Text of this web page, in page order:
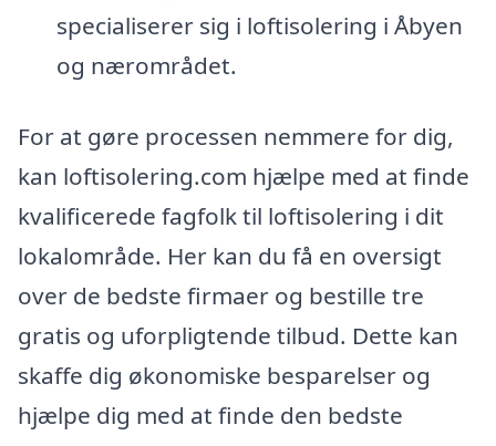
specialiserer sig i loftisolering i Åbyen
og nærområdet.
For at gøre processen nemmere for dig,
kan loftisolering.com hjælpe med at finde
kvalificerede fagfolk til loftisolering i dit
lokalområde. Her kan du få en oversigt
over de bedste firmaer og bestille tre
gratis og uforpligtende tilbud. Dette kan
skaffe dig økonomiske besparelser og
hjælpe dig med at finde den bedste